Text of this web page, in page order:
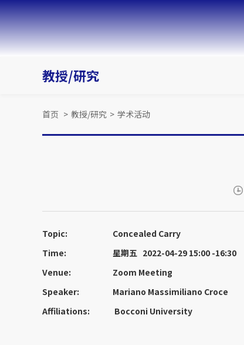
教授/研究
首页 > 教授/研究 > 学术活动
Topic:
Concealed Carry
Time:
星期五 2022-04-29 15:00 -16:30
Venue:
Zoom Meeting
Speaker:
Mariano Massimiliano Croce
Affiliations:
Bocconi University